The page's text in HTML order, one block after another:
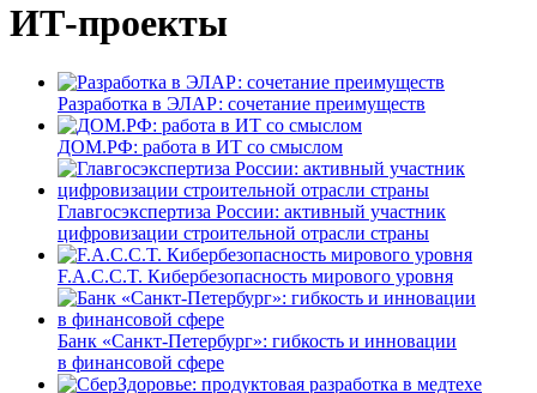
ИТ-проекты
Разработка в ЭЛАР: сочетание преимуществ
ДОМ.РФ: работа в ИТ со смыслом
Главгосэкспертиза России: активный участник
цифровизации строительной отрасли страны
F.A.C.C.T. Кибербезопасность мирового уровня
Банк «Санкт-Петербург»: гибкость и инновации
в финансовой сфере